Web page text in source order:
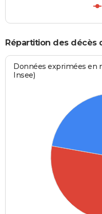
Répartition des décès
Données exprimées en
Insee)